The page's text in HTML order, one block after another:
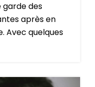
garde des
après en
Avec quelques